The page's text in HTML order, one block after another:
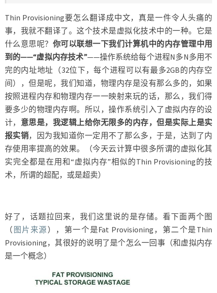
Thin Provisioning要怎么翻译成中文，真是一件令人头痛的
事，我就不翻译了。这个技术是虚拟化技术中的一种。它是
什么意思呢？ 你可以联想一下我们计算机中的内存管理中用
到的——“虚拟内存技术”——操作系统给每个进程N多N多用不
完的内址地址（32位下，每个进程可以有最多2GB的内存空
间），但是呢，我们知道，物理内存是没有那么多的，如果
按照进程内存和物理内存一一映射来玩的话，那么，我们得
要多少的物理内存啊。所以，操作系统引入了虚拟内存的设
计， 意思是，我逻辑上给你无限多的内存，但是实际上是实
报实销，因为我知道你一定用不了那么多，于是，达到了内
存使用率提高的效果。（今天云计算中很多所谓的虚拟化其
实完全都是在用和“虚拟内存”相似的Thin Provisioning的技
术，所谓的超配，或是超卖）
好了，话题拉回来，我们这里说的是存储。看下面两个图
（ 图片来源），第一个是Fat Provisioning，第二个是Thin
Provisioning，其很好的说明了是个怎么一回事（和虚拟内存
是一个概念）